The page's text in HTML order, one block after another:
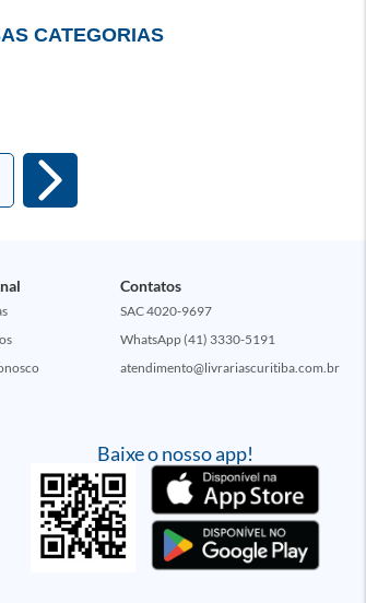
CATEGORIAS
Baixe o nosso app!
Contatos
SAC 4020-9697
WhatsApp (41) 3330-5191
atendimento@livrariascuritiba.com.br